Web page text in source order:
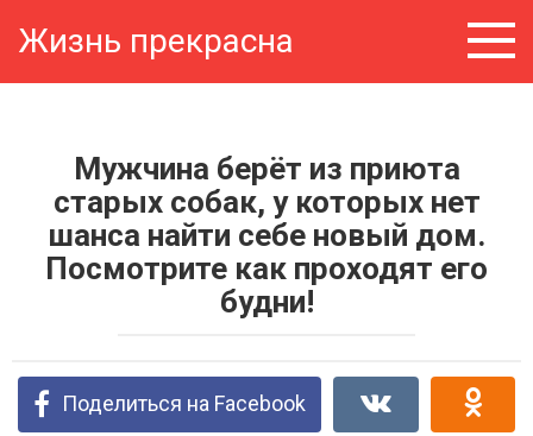
Жизнь прекрасна
Мужчина берёт из приюта
старых собак, у которых нет
шанса найти себе новый дом.
Посмотрите как проходят его
будни!
Поделиться на Facebook